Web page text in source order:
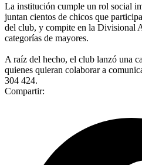
La institución cumple un rol social
juntan cientos de chicos que
del club, y compite en la Divisional
categorías de mayores.
A raíz del hecho, el club lanzó una
quienes quieran colaborar a
304 424.
Compartir: